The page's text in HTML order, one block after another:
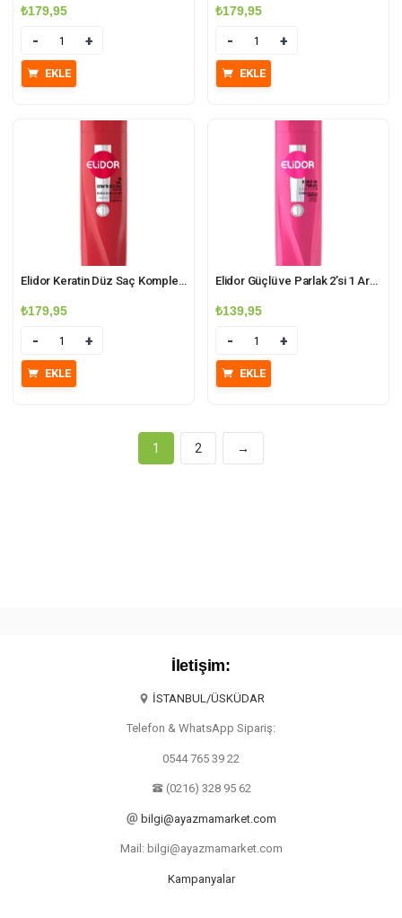
₺179,95
Miktar
EKLE
₺179,95
Miktar
EKLE
Elidor Keratin Düz Saç Kompleksi %4 Bakım Kremi 350ml Brezilya Keratin Terapisi
₺179,95
Miktar
EKLE
Elidor Güçlü ve Parlak 2’si 1 Arada Şampuan ve Bakım Kremi 400ml Seramid-Parlaklık Kompleksi
₺139,95
Miktar
EKLE
1 2 →
İletişim:
İSTANBUL/ÜSKÜDAR
Telefon & WhatsApp Sipariş:
0544 765 39 22
(0216) 328 95 62
bilgi@ayazmamarket.com
Mail: bilgi@ayazmamarket.com
Kampanyalar